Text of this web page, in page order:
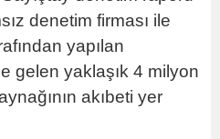
denetim firması ile
yapılan
gelen yaklaşık 4 milyon
akıbeti yer